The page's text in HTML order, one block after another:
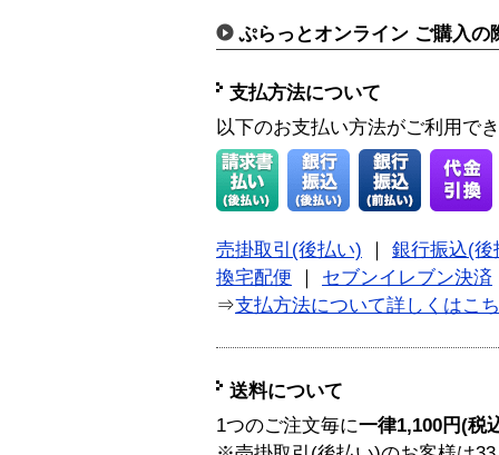
ぷらっとオンライン ご購入の
支払方法について
以下のお支払い方法がご利用で
売掛取引(後払い)
銀行振込(後
換宅配便
セブンイレブン決済
⇒支払方法について詳しくはこ
送料について
1つのご注文毎に一律1,100円(税